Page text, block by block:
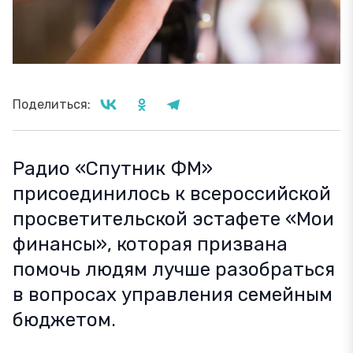
Поделиться:
Радио «Спутник ФМ»
присоединилось к всероссийской
просветительской эстафете «Мои
финансы», которая призвана
помочь людям лучше разобраться
в вопросах управления семейным
бюджетом.